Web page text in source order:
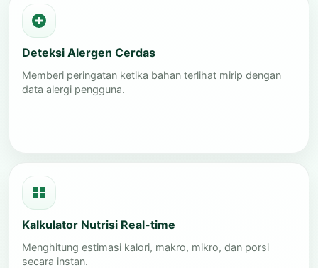
Deteksi Alergen Cerdas
Memberi peringatan ketika bahan terlihat mirip dengan
data alergi pengguna.
Kalkulator Nutrisi Real-time
Menghitung estimasi kalori, makro, mikro, dan porsi
secara instan.